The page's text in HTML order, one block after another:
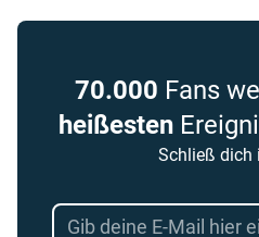
70.000 Fans
heißesten
Schließ dich